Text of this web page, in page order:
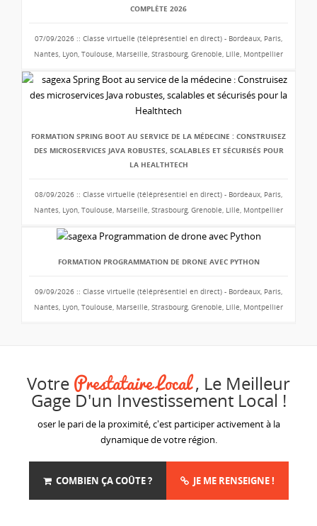
COMPLÈTE 2026
07/09/2026 :: Classe virtuelle (téléprésentiel en direct) - Bordeaux, Paris,
Nantes, Lyon, Toulouse, Marseille, Strasbourg, Grenoble, Lille, Montpellier
FORMATION SPRING BOOT AU SERVICE DE LA MÉDECINE : CONSTRUISEZ
DES MICROSERVICES JAVA ROBUSTES, SCALABLES ET SÉCURISÉS POUR
LA HEALTHTECH
08/09/2026 :: Classe virtuelle (téléprésentiel en direct) - Bordeaux, Paris,
Nantes, Lyon, Toulouse, Marseille, Strasbourg, Grenoble, Lille, Montpellier
FORMATION PROGRAMMATION DE DRONE AVEC PYTHON
09/09/2026 :: Classe virtuelle (téléprésentiel en direct) - Bordeaux, Paris,
Nantes, Lyon, Toulouse, Marseille, Strasbourg, Grenoble, Lille, Montpellier
Votre Prestataire Local, Le Meilleur
Gage D'un Investissement Local !
oser le pari de la proximité, c'est participer activement à la
dynamique de votre région.
COMBIEN ÇA COÛTE ? JE ME RENSEIGNE !